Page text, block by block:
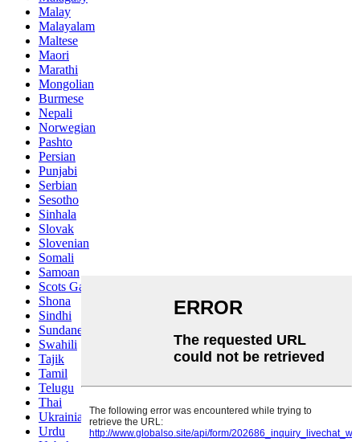
Malay
Malayalam
Maltese
Maori
Marathi
Mongolian
Burmese
Nepali
Norwegian
Pashto
Persian
Punjabi
Serbian
Sesotho
Sinhala
Slovak
Slovenian
Somali
Samoan
Scots Gaelic
Shona
Sindhi
Sundanese
Swahili
Tajik
Tamil
Telugu
Thai
Ukrainian
Urdu